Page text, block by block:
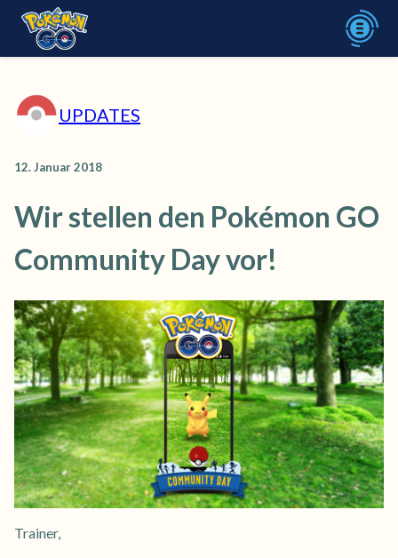
UPDATES
12. Januar 2018
Wir stellen den Pokémon GO
Community Day vor!
Trainer,